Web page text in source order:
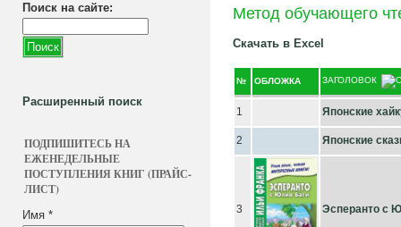
Поиск на сайте:
Расширенный поиск
ПОДПИШИТЕСЬ НА
ЕЖЕНЕДЕЛЬНЫЕ
ПОСТУПЛЕНИЯ КНИГ (ПРАЙС-
ЛИСТ)
Имя *
Метод обучающего
Скачать в Excel
№ ОБЛОЖКА ЗАГОЛОВОК
1 Японские
2 Японские
3 Эсперанто с